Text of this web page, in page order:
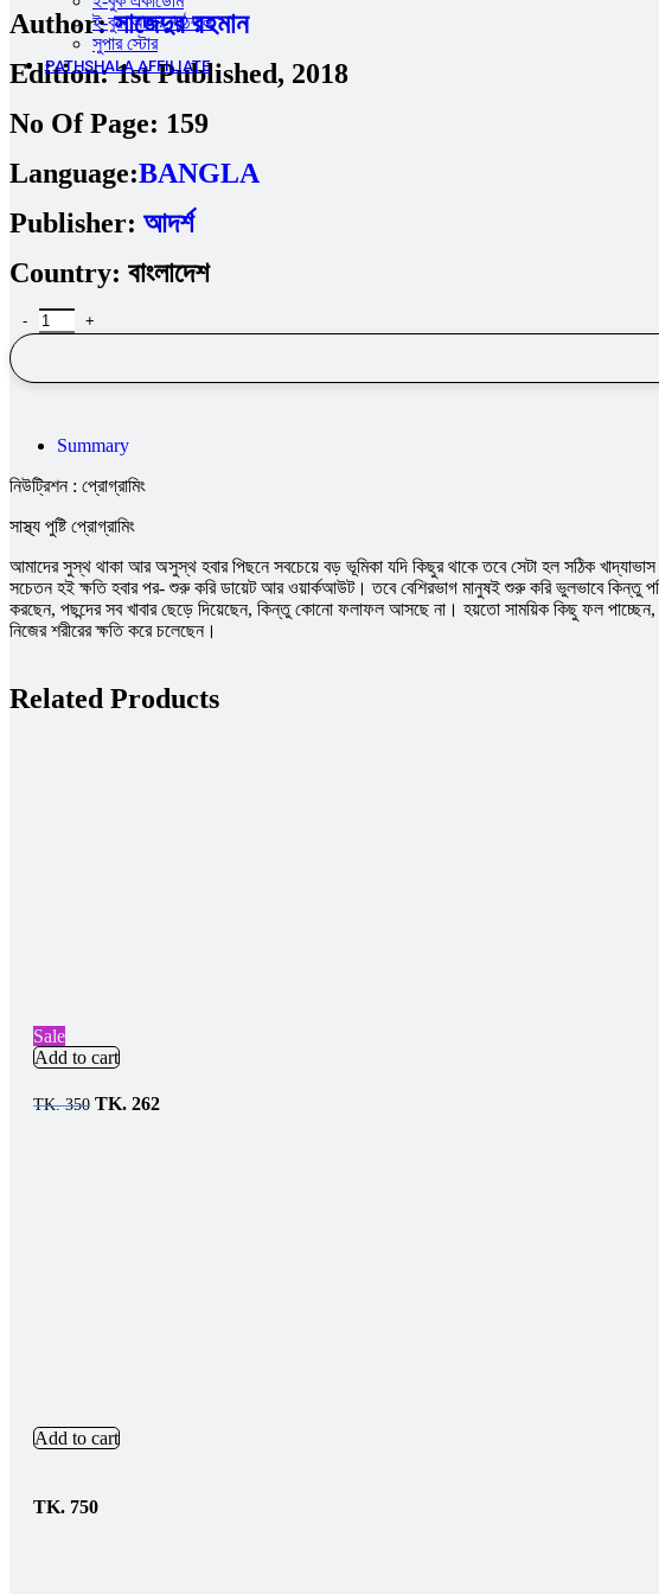
ই-বুক আমার পাঠশালা
সুপার ‍স্টোর
PATHSHALA AFFILIATE
Author:সাজেদুর রহমান
Edition:1st Published, 2018
No Of Page: 159
Language:BANGLA
Publisher: আদর্শ
Country: বাংলাদেশ
Summary
নিউট্রিশন : প্রোগ্রামিং
সাস্থ্য পুষ্টি প্রোগ্রামিং
আমাদের সুস্থ থাকা আর অসুস্থ হবার পিছনে সবচেয়ে বড় ভূমিকা যদি কিছুর থাকে তবে সেটা হল সঠিক খাদ্যাভাস
সচেতন হই ক্ষতি হবার পর- শুরু করি ডায়েট আর ওয়ার্কআউট। তবে বেশিরভাগ মানুষই শুরু করি ভুলভাবে কিন্তু
করছেন, পছন্দের সব খাবার ছেড়ে দিয়েছেন, কিন্তু কোনো ফলাফল আসছে না। হয়তো সাময়িক কিছু ফল
নিজের শরীরের ক্ষতি করে চলেছেন।
Related Products
Sale
Add to cart
TK.350 TK. 262
Add to cart
TK. 750